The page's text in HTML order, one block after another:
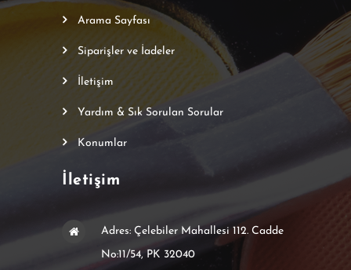
Arama Sayfası
Siparişler ve İadeler
İletişim
Yardım & Sık Sorulan Sorular
Konumlar
İletişim
Adres: Çelebiler Mahallesi 112. Cadde
No:11/54, PK 32040